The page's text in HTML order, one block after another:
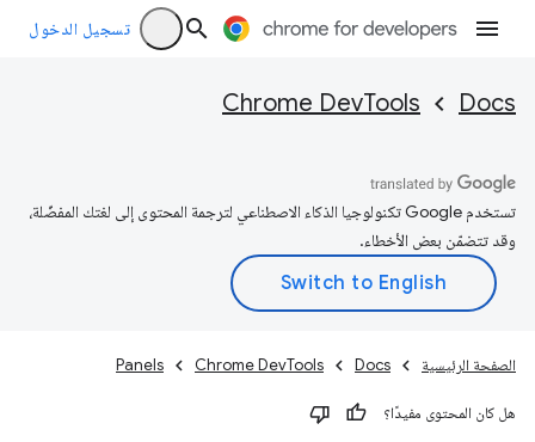
تسجيل الدخول
Docs
Chrome DevTools
تستخدم Google تكنولوجيا الذكاء الاصطناعي لترجمة المحتوى إلى لغتك المفضّلة،
وقد تتضمّن بعض الأخطاء.
الصفحة الرئيسية Docs
Chrome DevTools
Panels
هل كان المحتوى مفيدًا؟